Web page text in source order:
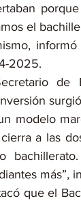
el
2025.
de
modelo
a las
más”,
que el